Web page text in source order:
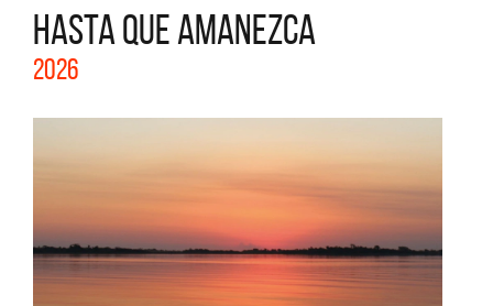
HASTA QUE AMANEZCA
2026